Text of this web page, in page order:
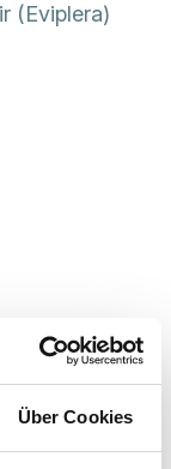
Über Cookies
(Eviplera)